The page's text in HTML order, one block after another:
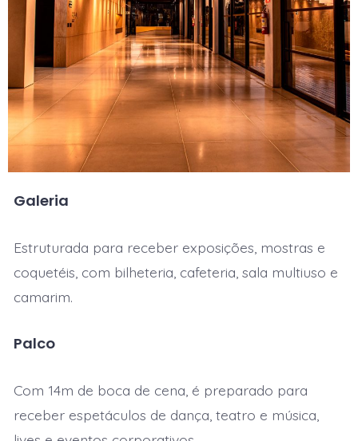
Galeria
Estruturada para receber exposições, mostras e
coquetéis, com bilheteria, cafeteria, sala multiuso e
camarim.
Palco
Com 14m de boca de cena, é preparado para
receber espetáculos de dança, teatro e música,